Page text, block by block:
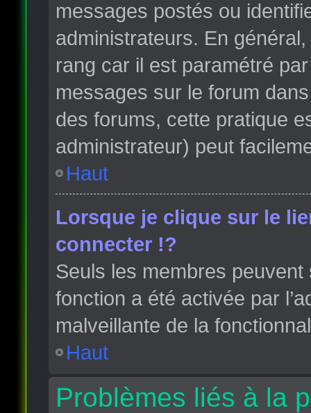
messages postés ou
administrateurs. En
rang car il est paramétré
messages sur le forum
des forums, cette pratique
administrateur) peut
Haut
Lorsque je clique sur le
connecter !?
Seuls les membres
fonction a été activée par
malveillante de la
Haut
Problèmes liés à la